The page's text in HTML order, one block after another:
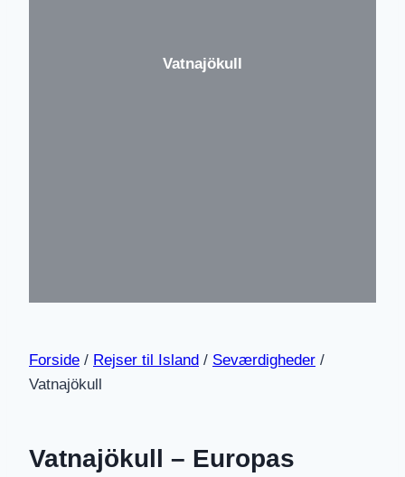
Vatnajökull
Forside / Rejser til Island / Seværdigheder /
Vatnajökull
Vatnajökull – Europas